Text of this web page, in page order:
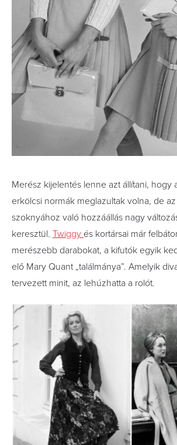
Merész kijelentés lenne azt állítani, hogy
erkölcsi normák meglazultak volna, de
szoknyához való hozzáállás nagy
keresztül. Twiggy és kortársai már
merészebb darabokat, a kifutók egyik
elő Mary Quant „találmánya”. Amelyik
tervezett minit, az lehúzhatta a rolót.